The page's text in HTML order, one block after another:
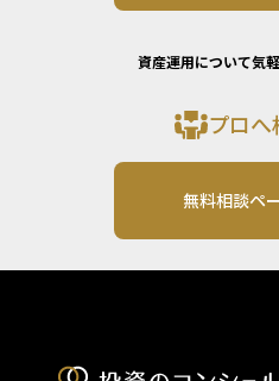
資産運用について気
プロへ
無料相談ペ